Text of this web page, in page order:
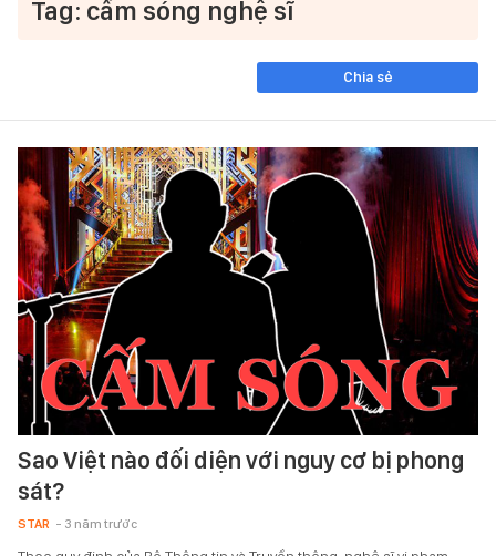
Tag: cấm sóng nghệ sĩ
Chia sẻ
Sao Việt nào đối diện với nguy cơ bị phong
sát?
STAR - 3 năm trước